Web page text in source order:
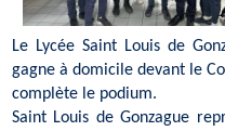
Le Lycée Saint Louis de
gagne à domicile devant le
complète le podium.
Saint Louis de Gonzague